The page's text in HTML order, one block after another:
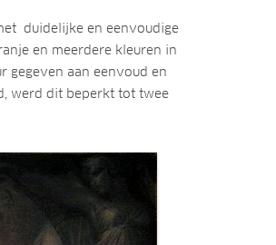
duidelijke en eenvoudige
en meerdere kleuren in
gegeven aan eenvoud en
werd dit beperkt tot twee